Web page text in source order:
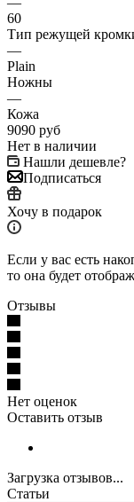
60
Тип режущей
—
Plain
Ножны
—
Кожа
9090 руб
Нет в наличии
Нашли дешевле?
Подписаться
Хочу в подарок
Если у вас есть
то она будет
Отзывы
Нет оценок
Оставить отзыв
Загрузка отзывов...
Статьи